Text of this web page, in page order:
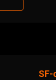
SF-